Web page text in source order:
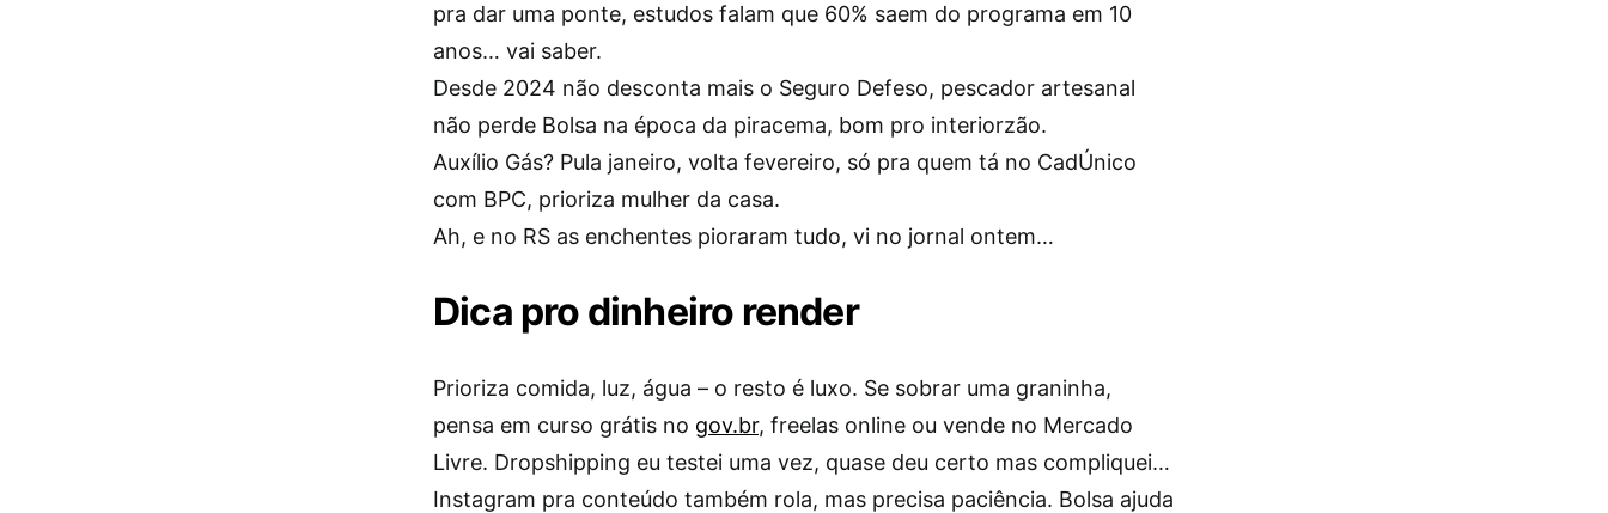
pra dar uma ponte, estudos falam que 60% saem do programa em 10
anos… vai saber.
Desde 2024 não desconta mais o Seguro Defeso, pescador artesanal
não perde Bolsa na época da piracema, bom pro interiorzão.
Auxílio Gás? Pula janeiro, volta fevereiro, só pra quem tá no CadÚnico
com BPC, prioriza mulher da casa.
Ah, e no RS as enchentes pioraram tudo, vi no jornal ontem…
Dica pro dinheiro render
Prioriza comida, luz, água – o resto é luxo. Se sobrar uma graninha,
pensa em curso grátis no gov.br, freelas online ou vende no Mercado
Livre. Dropshipping eu testei uma vez, quase deu certo mas compliquei…
Instagram pra conteúdo também rola, mas precisa paciência. Bolsa ajuda